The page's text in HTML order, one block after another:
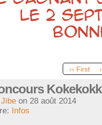
‹‹ First
Jibe on 28 août 2014
Infos